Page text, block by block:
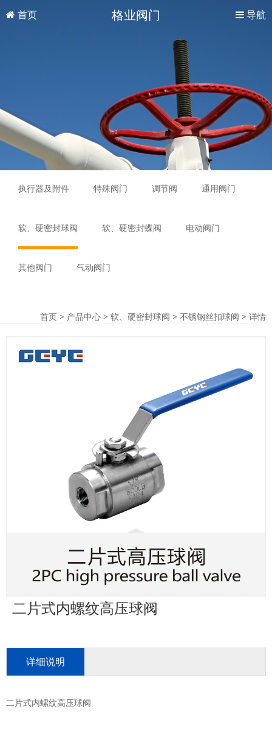
首页 格业阀门 导航
执行器及附件 特殊阀门 调节阀 通用阀门
软、硬密封球阀 软、硬密封蝶阀 电动阀门
其他阀门 气动阀门
首页 > 产品中心 > 软、硬密封球阀 > 不锈钢丝扣球阀 > 详情
二片式内螺纹高压球阀
详细说明
二片式内螺纹高压球阀